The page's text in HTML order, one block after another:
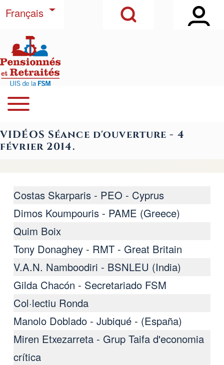
Aller au contenu principal
Close Search Block
Rechercher
Open Sidebar
Open Search Block
Français Lister les actions supplémentaires
Navegación principal
Open or Close horizontal Main Menu
VIDÉOS Séance d'ouverture - 4
février 2014.
Costas Skarparis - PEO - Cyprus
Dimos Koumpouris - PAME (Greece)
Quim Boix
Tony Donaghey - RMT - Great Britain
V.A.N. Namboodiri - BSNLEU (India)
Gilda Chacón - Secretariado FSM
Col·lectiu Ronda
Manolo Doblado - Jubiqué - (España)
Miren Etxezarreta - Grup Taifa d'economia
crítica